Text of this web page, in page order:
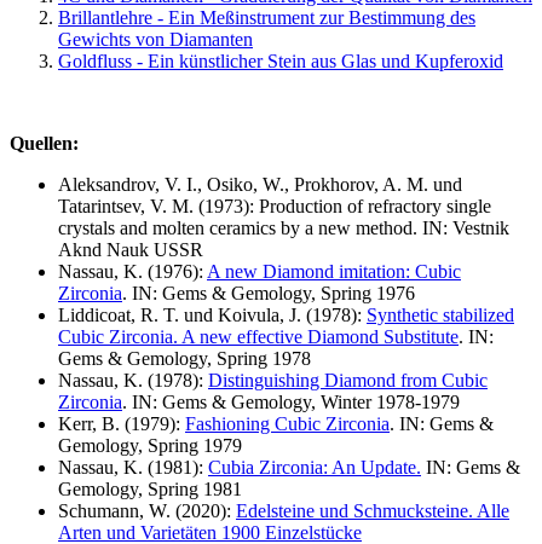
Brillantlehre - Ein Meßinstrument zur Bestimmung des
Gewichts von Diamanten
Goldfluss - Ein künstlicher Stein aus Glas und Kupferoxid
Quellen:
Aleksandrov, V. I., Osiko, W., Prokhorov, A. M. und
Tatarintsev, V. M. (1973): Production of refractory single
crystals and molten ceramics by a new method. IN: Vestnik
Aknd Nauk USSR
Nassau, K. (1976): A new Diamond imitation: Cubic
Zirconia. IN: Gems & Gemology, Spring 1976
Liddicoat, R. T. und Koivula, J. (1978): Synthetic stabilized
Cubic Zirconia. A new effective Diamond Substitute. IN:
Gems & Gemology, Spring 1978
Nassau, K. (1978): Distinguishing Diamond from Cubic
Zirconia. IN: Gems & Gemology, Winter 1978-1979
Kerr, B. (1979): Fashioning Cubic Zirconia. IN: Gems &
Gemology, Spring 1979
Nassau, K. (1981): Cubia Zirconia: An Update. IN: Gems &
Gemology, Spring 1981
Schumann, W. (2020): Edelsteine und Schmucksteine. Alle
Arten und Varietäten 1900 Einzelstücke